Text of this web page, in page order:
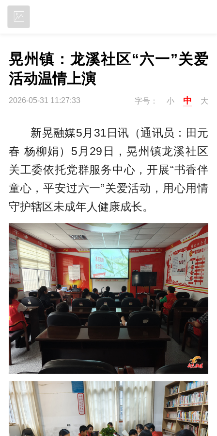
晃州镇：龙溪社区“六一”关爱
活动温情上演
2026-05-31 11:27:33 字号： 小 中 大
新晃融媒5月31日讯（通讯员：田元
春 杨柳娟）5月29日，晃州镇龙溪社区
关工委依托党群服务中心，开展“书香伴
童心，平安过六一”关爱活动，用心用情
守护辖区未成年人健康成长。